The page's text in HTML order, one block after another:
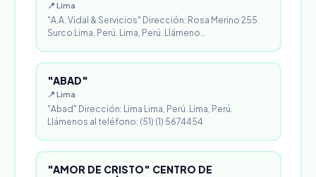
📍 Lima
"A.A. Vidal & Servicios" Dirección: Rosa Merino 255
Surco Lima, Perú. Lima, Perú. Llámeno…
"ABAD"
📍 Lima
"Abad" Dirección: Lima Lima, Perú. Lima, Perú.
Llámenos al teléfono: (51) (1) 5674454
"AMOR DE CRISTO" CENTRO DE